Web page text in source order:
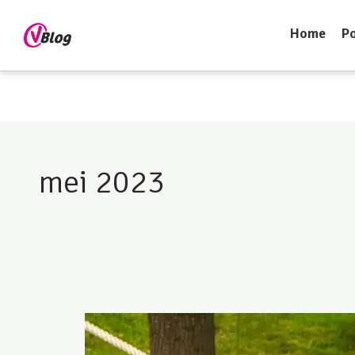
Home
mei 2023
Op
zoek